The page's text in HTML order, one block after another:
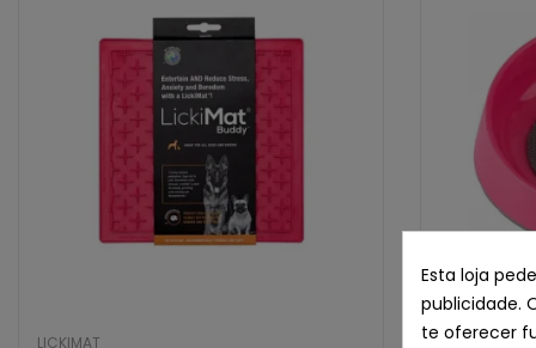
LICKIMAT LICKIMAT
Esta loja
publicidade.
te oferecer